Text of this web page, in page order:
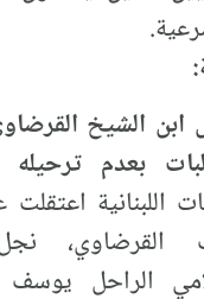
ابن الشيخ
بعدم
اللبنانية
القرضاوي،
الراحل يوسف